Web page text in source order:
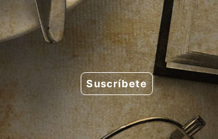
Saltar
al
contenido
Suscríbete